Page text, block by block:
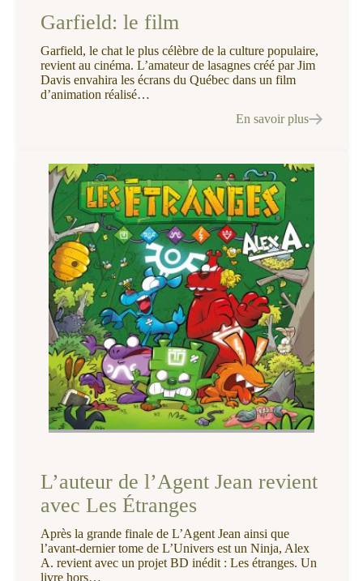
Garfield: le film
Garfield, le chat le plus célèbre de la culture populaire,
revient au cinéma. L’amateur de lasagnes créé par Jim
Davis envahira les écrans du Québec dans un film
d’animation réalisé…
En savoir plus
L’auteur de l’Agent Jean revient
avec Les Étranges
Après la grande finale de L’Agent Jean ainsi que
l’avant-dernier tome de L’Univers est un Ninja, Alex
A. revient avec un projet BD inédit : Les étranges. Un
livre hors…